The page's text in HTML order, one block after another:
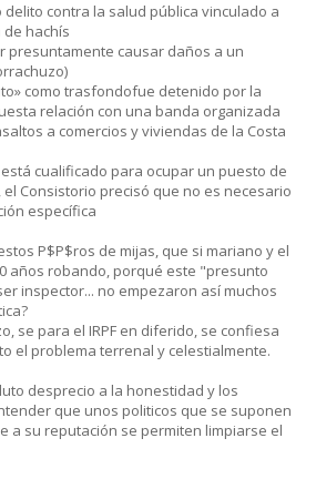
delito contra la salud pública vinculado a
hachís
presuntamente causar daños a un
como trasfondofue detenido por la
relación con una banda organizada
a comercios y viviendas de la Costa
cualificado para ocupar un puesto de
el Consistorio precisó que no es necesario
específica
P$P$ros de mijas, que si mariano y el
años robando, porqué este "presunto
inspector... no empezaron así muchos
se para el IRPF en diferido, se confiesa
el problema terrenal y celestialmente.
desprecio a la honestidad y los
que unos politicos que se suponen
a su reputación se permiten limpiarse el